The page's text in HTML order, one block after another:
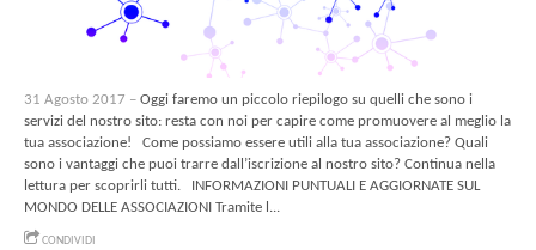
31 Agosto 2017 – Oggi faremo un piccolo riepilogo su quelli che sono i
servizi del nostro sito: resta con noi per capire come promuovere al meglio la
tua associazione! Come possiamo essere utili alla tua associazione? Quali
sono i vantaggi che puoi trarre dall’iscrizione al nostro sito? Continua nella
lettura per scoprirli tutti. INFORMAZIONI PUNTUALI E AGGIORNATE SUL
MONDO DELLE ASSOCIAZIONI Tramite l...
CONDIVIDI